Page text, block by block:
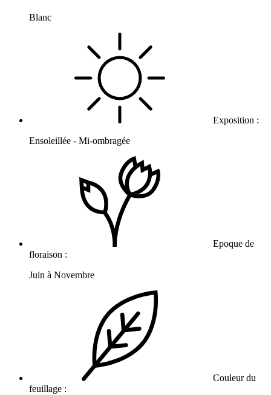
Blanc
Exposition :
Ensoleillée - Mi-ombragée
Epoque de
floraison :
Juin à Novembre
Couleur du
feuillage :